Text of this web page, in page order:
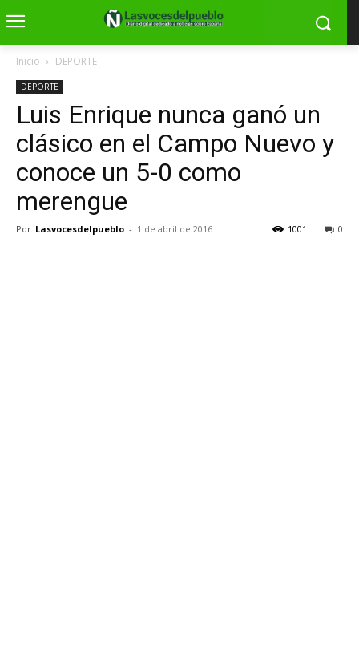
Inicio DEPORTE
DEPORTE
Luis Enrique nunca ganó un
clásico en el Campo Nuevo y
conoce un 5-0 como
merengue
Por Lasvocesdelpueblo - 1 de abril de 2016 0
1001